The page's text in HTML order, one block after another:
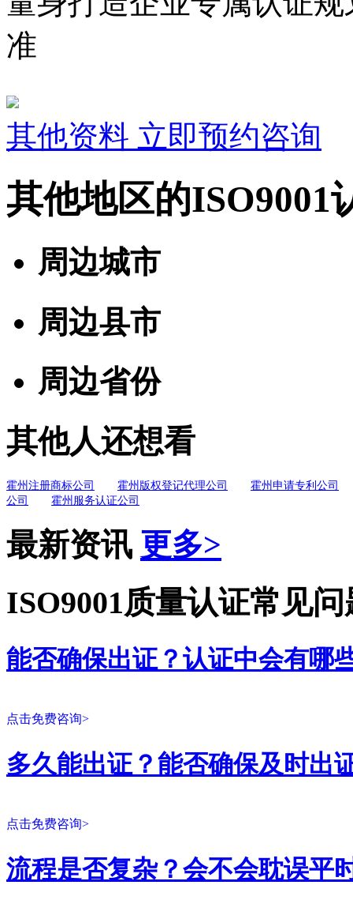
准
其他资料 立即预约咨询
其他地区的ISO9001
周边城市
周边县市
周边省份
其他人还想看
霍州注册商标公司 霍州版权登记代理公司
霍州申请专利公司
公司
霍州服务认证公司
最新资讯 更多>
ISO9001质量认证常见
能否确保出证？认证中会有哪
点击免费咨询>
多久能出证？能否确保及时出
点击免费咨询>
流程是否复杂？会不会耽误平